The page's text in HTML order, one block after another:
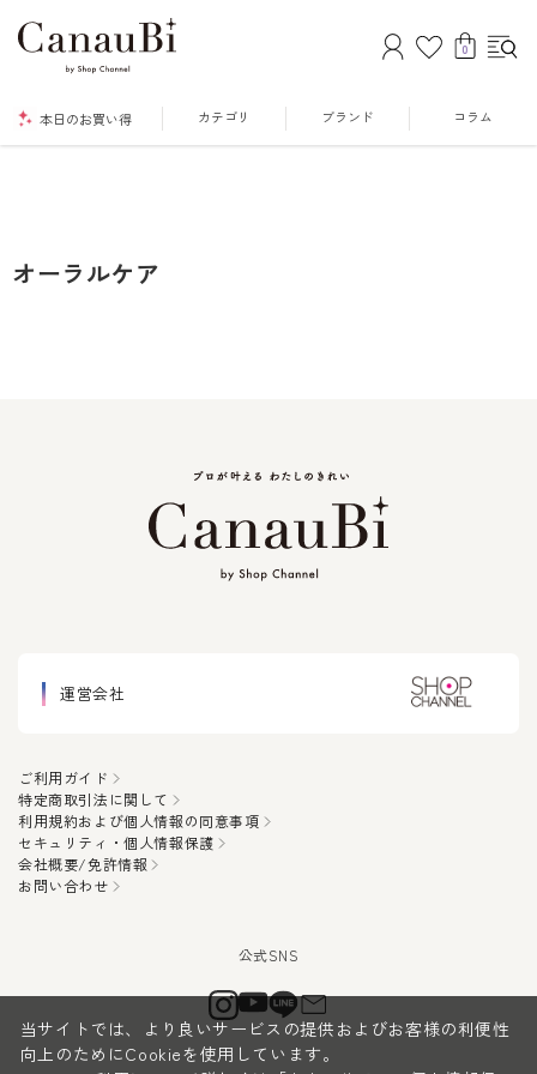
0
本日のお買い得 カテゴリ ブランド コラム
オーラルケア
運営会社
ご利用ガイド
特定商取引法に関して
利用規約および個人情報の同意事項
セキュリティ・個人情報保護
会社概要/免許情報
お問い合わせ
当サイトでは、より良いサービスの提供およびお客様の利便性
向上のためにCookieを使用しています。